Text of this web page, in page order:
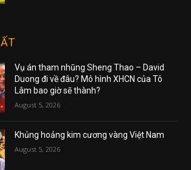
Vụ án tham nhũng Sheng Thao – David
Duong đi về đâu? Mô hình XHCN của Tô
Lâm bao giờ sẽ thành?
August 5, 2026
Khủng hoảng kim cương vàng Việt Nam
August 5, 2026